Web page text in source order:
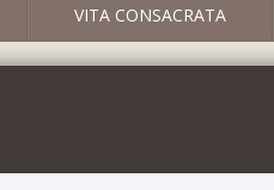
VITA CONSACRATA